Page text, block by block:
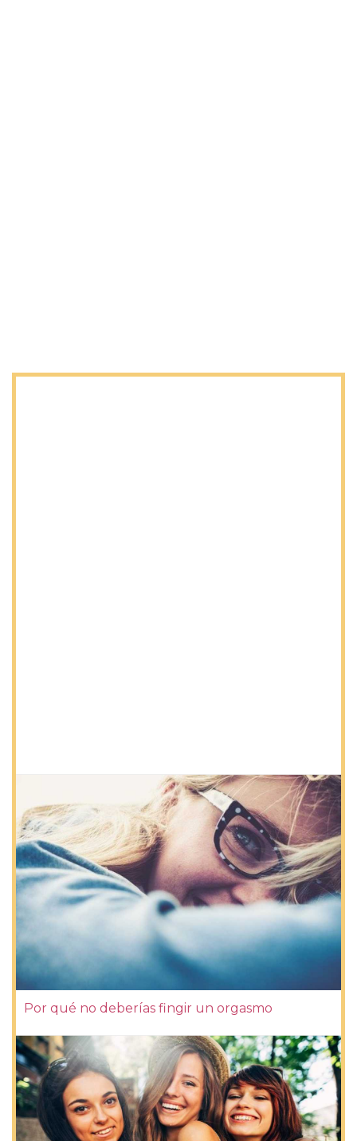
Por qué no deberías fingir un orgasmo